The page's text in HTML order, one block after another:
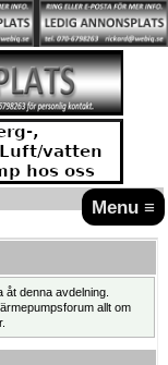
Menu ≡
denna avdelning.
allt om